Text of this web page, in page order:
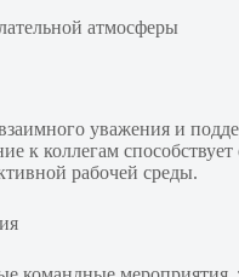
атмосферы
уважения и
к коллегам
рабочей среды.